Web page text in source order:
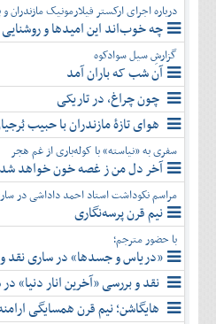
درباره اجرای ارکستر فیلارمونیک مازندران
چه خوب‌اند این امیدها و
گزارشِ سیل سوادکوه
آن شب که باران آمد
چون چراغ، در تاریکی
هوای تازۀ مازندران با حبیب
سفری به «نیاسته» با کوله‌باری از غم هجر
آخر دل من ز غصه خون خواهد شد
مراسم نکوداشت استاد احمد داداشی در
نیم قرن پرسه‌نگاری
با حضور مترجم؛
«دریاس و جسدها» در ساری نقد
نقد و بررسی «آخرین انار دنیا»
هایگاشن؛ نیم قرن همسایگی